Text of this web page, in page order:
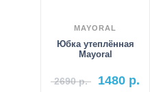
MAYORAL
Юбка утеплённая
Mayoral
2690р. 1480 р.